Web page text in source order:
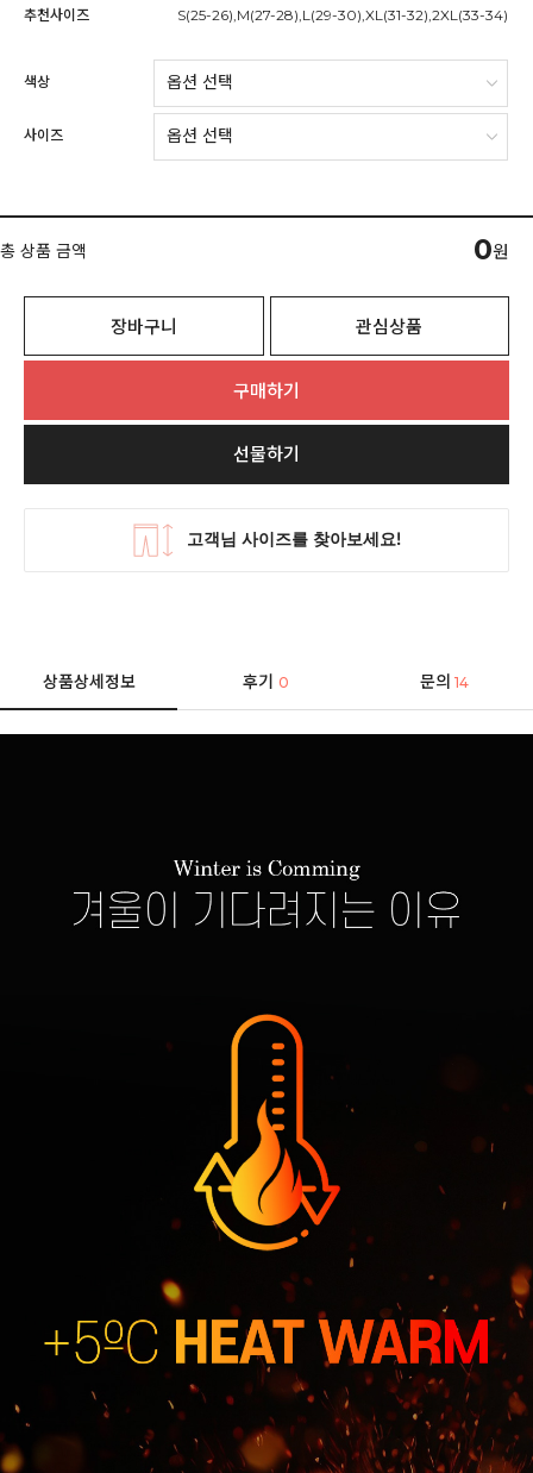
추천사이즈
S(25-26),M(27-28),L(29-30),XL(31-32),2XL(33-34)
색상
사이즈
총 상품 금액 0원
장바구니 관심상품
구매하기
선물하기
상품상세정보 후기0 문의 14